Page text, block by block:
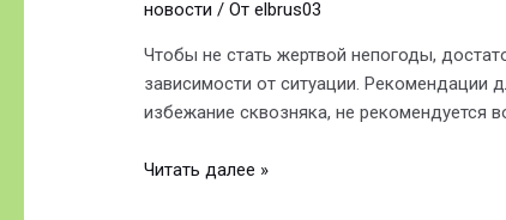
новости / Отelbrus03
Чтобы не стать жертвой непогоды,
зависимости от ситуации.
избежание сквозняка, не рекомендуется
рекомендации
спасателей!
Читать далее »